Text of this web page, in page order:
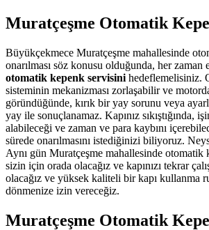
Muratçeşme Otomatik
Büyükçekmece Muratçeşme mahallesinde
onarılması söz konusu olduğunda, her zaman
otomatik kepenk servisini hedeflemelisiniz.
sisteminin mekanizması zorlaşabilir ve
göründüğünde, kırık bir yay sorunu veya
yay ile sonuçlanamaz. Kapınız sıkıştığında,
alabileceği ve zaman ve para kaybını
sürede onarılmasını istediğinizi biliyoruz.
Aynı gün Muratçeşme mahallesinde otomatik
sizin için orada olacağız ve kapınızı tekrar
olacağız ve yüksek kaliteli bir kapı kullanma
dönmenize izin vereceğiz.
Muratçeşme Otomatik